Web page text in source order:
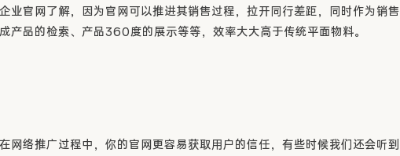
业官网了解，因为官网可以推进其销售过程，拉开同行差距，同时作为销售
产品的检索、产品360度的展示等等，效率大大高于传统平面物料。
网络推广过程中，你的官网更容易获取用户的信任，有些时候我们还会听到